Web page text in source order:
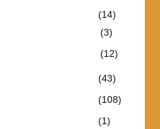
(14)
(3)
(12)
(43)
(108)
(1)